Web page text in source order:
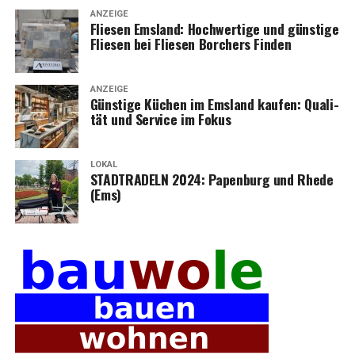
ANZEIGE
Flie­sen Ems­land: Hoch­wer­ti­ge und güns­ti­ge
Flie­sen bei Flie­sen Bor­chers Finden
ANZEIGE
Güns­ti­ge Küchen im Ems­land kau­fen: Qua­li­
tät und Ser­vice im Fokus
LOKAL
STADTRADELN 2024: Papen­burg und Rhe­de
(Ems)